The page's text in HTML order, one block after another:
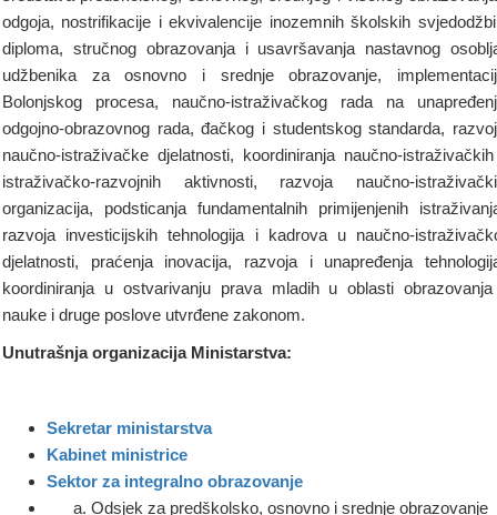
odgoja, nostrifikacije i ekvivalencije inozemnih školskih
diploma, stručnog obrazovanja i usavršavanja nastavnog
udžbenika za osnovno i srednje obrazovanje,
Bolonjskog procesa, naučno-istraživačkog rada na
odgojno-obrazovnog rada, đačkog i studentskog standarda,
naučno-istraživačke djelatnosti, koordiniranja naučno-
istraživačko-razvojnih aktivnosti, razvoja naučno-
organizacija, podsticanja fundamentalnih primijenjenih
razvoja investicijskih tehnologija i kadrova u naučno-
djelatnosti, praćenja inovacija, razvoja i unapređenja
koordiniranja u ostvarivanju prava mladih u oblasti
nauke i druge poslove utvrđene zakonom.
Unutrašnja organizacija Ministarstva:
Sekretar ministarstva
Kabinet ministrice
Sektor za integralno obrazovanje
Odsjek za predškolsko, osnovno i srednje obrazovanje